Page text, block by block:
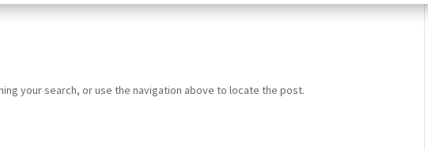
your search, or use the navigation above to locate the post.